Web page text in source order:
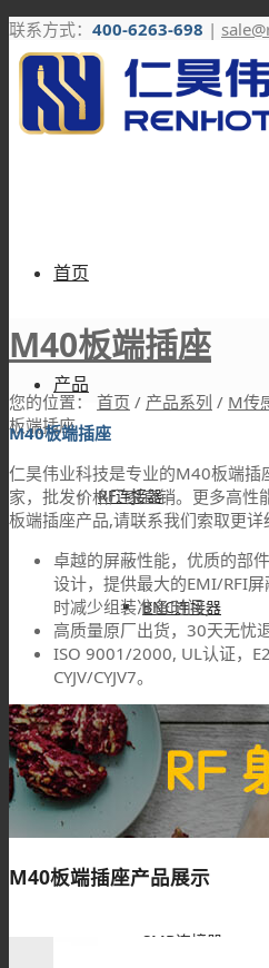
联系方式： 400-6263-698 |
首页
产品
RF连接器
BNC连接器
TNC连接器
SMA连接器
SMB连接器
M40板端插座
您的位置： 首页 / 产品系列 / M传
板端插座
M40板端插座
仁昊伟业科技是专业的M40板端插
家，批发价格厂家直销。更多高性
板端插座产品,请联系我们索取更详
卓越的屏蔽性能，优质的部
设计，提供最大的EMI/RFI
时减少组装准备时间；
高质量原厂出货，30天无忧退
ISO 9001/2000, UL认证，
CYJV/CYJV7。
M40板端插座产品展示